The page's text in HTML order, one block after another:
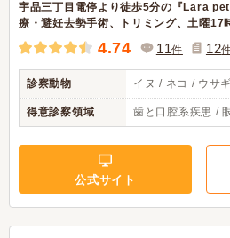
宇品三丁目電停より徒歩5分の『Lara
療・避妊去勢手術、トリミング、土曜17
4.74 11件 12
診察動物 イヌ / ネコ / ウサギ
得意診察領域 歯と口腔系疾患 /
公式サイト